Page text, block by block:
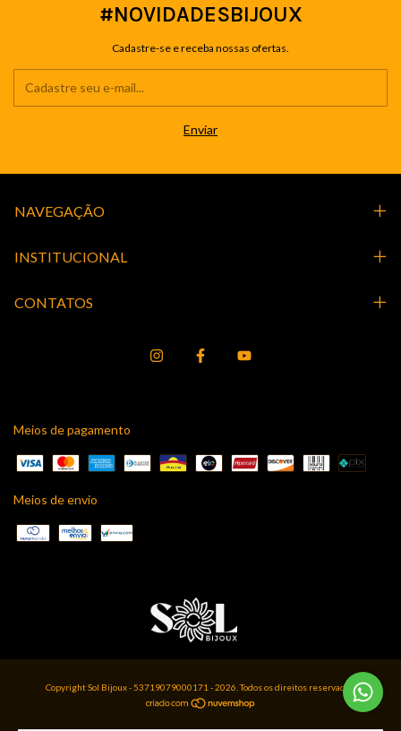
#NOVIDADESBIJOUX
Cadastre-se e receba nossas ofertas.
NAVEGAÇÃO
INSTITUCIONAL
CONTATOS
Meios de pagamento
Meios de envio
Copyright Sol Bijoux - 53719079000171 - 2026. Todos os direitos reservados.